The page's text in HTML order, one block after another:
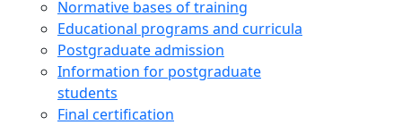
Normative bases of training
Educational programs and curricula
Postgraduate admission
Information for postgraduate
students
Final certification